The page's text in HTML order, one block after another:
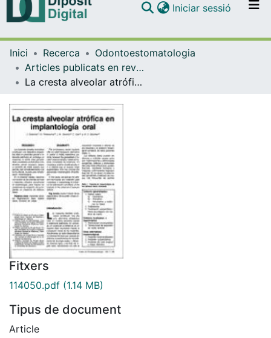
Navega per tot el DD
Com publicar
Iniciar sessió (current)
Inici Recerca
Odontoestomatologia
Articles publicats en revistes (Odontoestomatologia)
La cresta alveolar atrófica en implantología oral
Fitxers
114050.pdf (1.14 MB)
Tipus de document
Article